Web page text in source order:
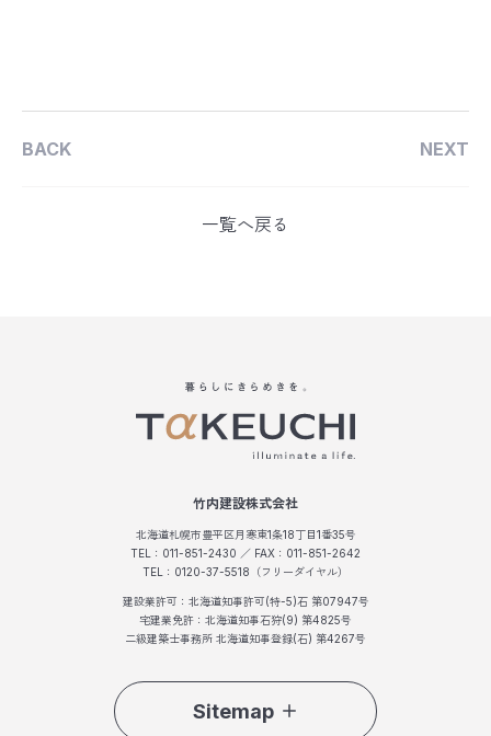
BACK
一覧へ戻る
NEXT
竹内建設株式会社
北海道札幌市豊平区月寒東1条18丁目1番35号
TEL：011-851-2430 ／ FAX：011-851-2642
TEL：0120-37-5518（フリーダイヤル）
建設業許可：北海道知事許可(特-5)石 第07947号
宅建業免許：北海道知事石狩(9) 第4825号
二級建築士事務所 北海道知事登録(石) 第4267号
Sitemap